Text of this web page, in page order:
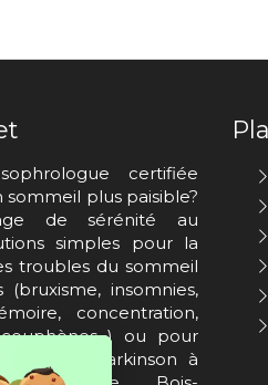
sophrologue certifiée
sommeil plus paisible?
de sérénité au
simples pour la
troubles du sommeil
insomnies,
concentration,
ou pour
de Parkinson à